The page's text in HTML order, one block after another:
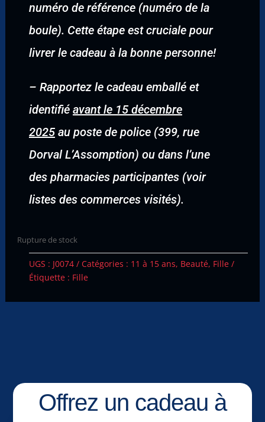
numéro de référence (numéro de la
boule). Cette étape est cruciale pour
livrer le cadeau à la bonne personne!
– Rapportez le cadeau emballé et
identifié avant le 15 décembre
2025au poste de police (399, rue
Dorval L’Assomption) ou dans l’une
des pharmacies participantes (voir
listes des commerces visités).
Rupture de stock
UGS : J0074 Catégories : 11 à 15 ans, Beauté, Fille
Étiquette : Fille
Offrez un cadeau à